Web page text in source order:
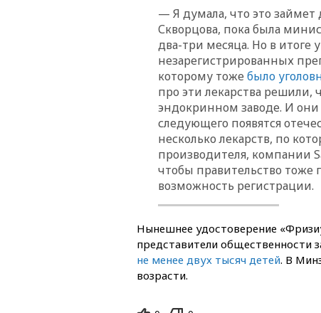
— Я думала, что это займет
Скворцова, пока была
два-три месяца. Но в итоге
незарегистрированных
которому тожебыло
про эти лекарства решили,
эндокринном заводе. И они
следующего появятся
несколько лекарств, по
производителя, компании
чтобы правительство
возможность регистрации.
Нынешнее удостоверение
представители общественности
не менее двух тысяч детей. В
возрасти.